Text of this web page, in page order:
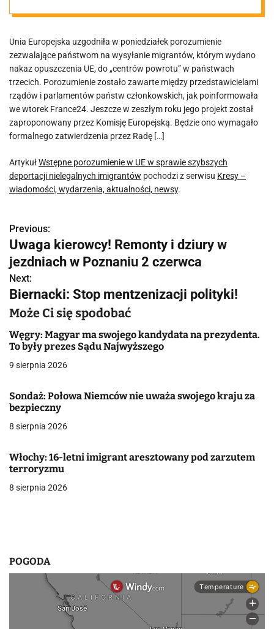
deportacji
nielegalnych
imigrantów
Unia Europejska uzgodniła w poniedziałek porozumienie
zezwalające państwom na wysyłanie migrantów, którym wydano
nakaz opuszczenia UE, do „centrów powrotu” w państwach
trzecich. Porozumienie zostało zawarte między przedstawicielami
rządów i parlamentów państw członkowskich, jak poinformowała
we wtorek France24. Jeszcze w zeszłym roku jego projekt został
zaproponowany przez Komisję Europejską. Będzie ono wymagało
formalnego zatwierdzenia przez Radę […]
ArtykułWstępne porozumienie w UE w sprawie szybszych
deportacji nielegalnych imigrantów pochodzi z serwisu Kresy –
wiadomości, wydarzenia, aktualności, newsy.
N
a
w
i
a
c
j
p
i
Previous:
Uwaga kierowcy! Remonty i dziury w
jezdniach w Poznaniu 2 czerwca
Next:
Biernacki: Stop mentzenizacji polityki!
Może Ci się spodobać
Węgry: Magyar ma swojego kandydata na prezydenta.
To były prezes Sądu Najwyższego
9 sierpnia 2026
Sondaż: Połowa Niemców nie uważa swojego kraju za
bezpieczny
8 sierpnia 2026
Włochy: 16-letni imigrant aresztowany pod zarzutem
terroryzmu
8 sierpnia 2026
POGODA